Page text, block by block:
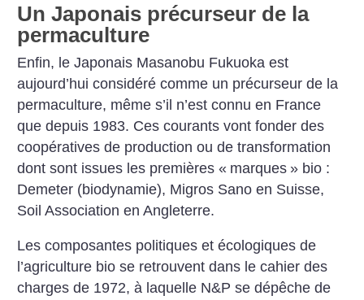
Un Japonais précurseur de la
permaculture
Enfin, le Japonais Masanobu Fukuoka est
aujourd’hui considéré comme un précurseur de la
permaculture, même s’il n’est connu en France
que depuis 1983. Ces courants vont fonder des
coopératives de production ou de transformation
dont sont issues les premières « marques » bio :
Demeter (biodynamie), Migros Sano en Suisse,
Soil Association en Angleterre.
Les composantes politiques et écologiques de
l’agriculture bio se retrouvent dans le cahier des
charges de 1972, à laquelle N&P se dépêche de